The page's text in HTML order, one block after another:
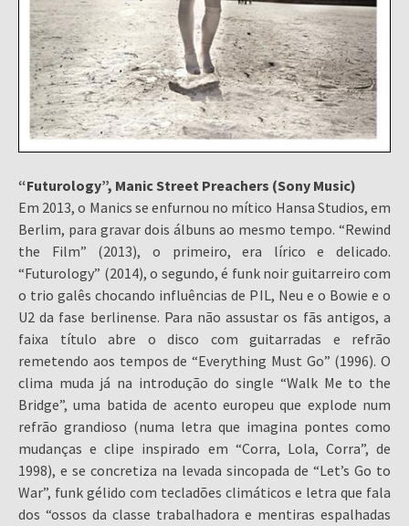
“Futurology”, Manic Street Preachers (Sony Music)
Em 2013, o Manics se enfurnou no mítico Hansa Studios, em
Berlim, para gravar dois álbuns ao mesmo tempo. “Rewind
the Film” (2013), o primeiro, era lírico e delicado.
“Futurology” (2014), o segundo, é funk noir guitarreiro com
o trio galês chocando influências de PIL, Neu e o Bowie e o
U2 da fase berlinense. Para não assustar os fãs antigos, a
faixa título abre o disco com guitarradas e refrão
remetendo aos tempos de “Everything Must Go” (1996). O
clima muda já na introdução do single “Walk Me to the
Bridge”, uma batida de acento europeu que explode num
refrão grandioso (numa letra que imagina pontes como
mudanças e clipe inspirado em “Corra, Lola, Corra”, de
1998), e se concretiza na levada sincopada de “Let’s Go to
War”, funk gélido com tecladões climáticos e letra que fala
dos “ossos da classe trabalhadora e mentiras espalhadas